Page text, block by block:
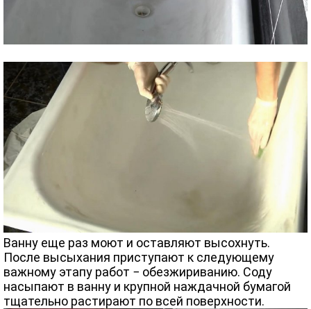
Ванну еще раз моют и оставляют высохнуть.
После высыхания приступают к следующему
важному этапу работ − обезжириванию. Соду
насыпают в ванну и крупной наждачной бумагой
тщательно растирают по всей поверхности.